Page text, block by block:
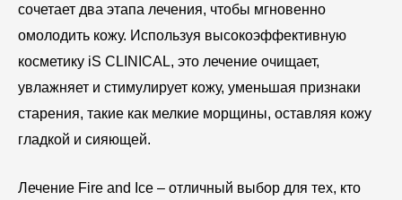
сочетает два этапа лечения, чтобы мгновенно
омолодить кожу. Используя высокоэффективную
косметику iS CLINICAL, это лечение очищает,
увлажняет и стимулирует кожу, уменьшая признаки
старения, такие как мелкие морщины, оставляя кожу
гладкой и сияющей.
Лечение Fire and Ice – отличный выбор для тех, кто